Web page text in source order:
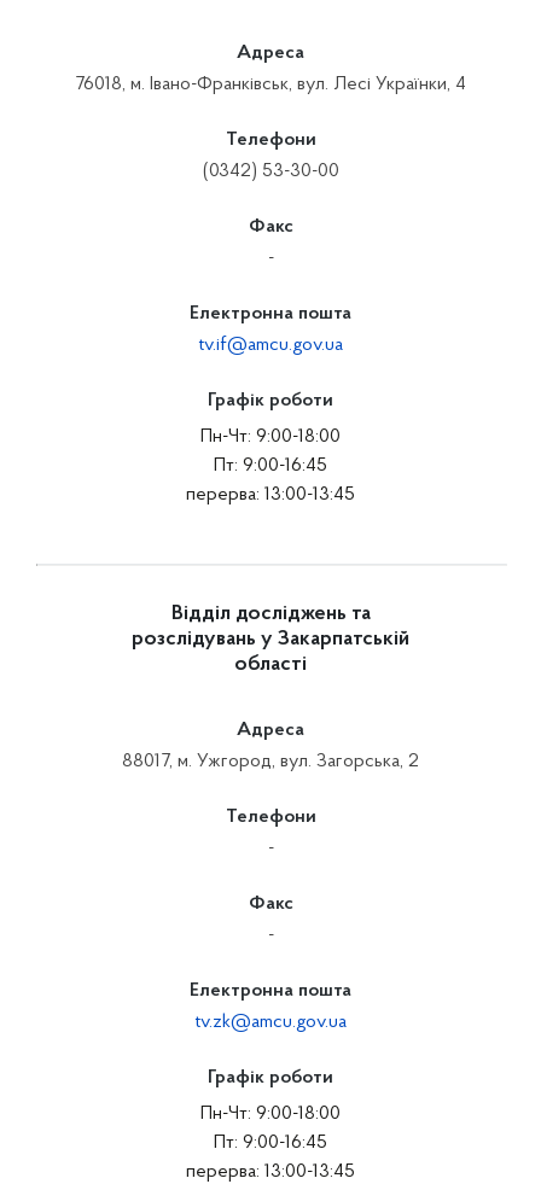
Адреса
76018, м. Івано-Франківськ, вул. Лесі Українки, 4
Телефони
(0342) 53-30-00
Факс
-
Електронна пошта
tv.if@amcu.gov.ua
Графік роботи
Пн-Чт: 9:00-18:00
Пт: 9:00-16:45
перерва: 13:00-13:45
Відділ досліджень та
розслідувань у Закарпатській
області
Адреса
88017, м. Ужгород, вул. Загорська, 2
Телефони
-
Факс
-
Електронна пошта
tv.zk@amcu.gov.ua
Графік роботи
Пн-Чт: 9:00-18:00
Пт: 9:00-16:45
перерва: 13:00-13:45